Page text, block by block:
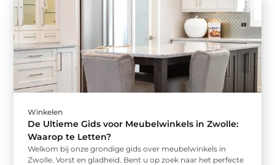
Winkelen
De Ultieme Gids voor Meubelwinkels in Zwolle:
Waarop te Letten?
Welkom bij onze grondige gids over meubelwinkels in
Zwolle. Vorst en gladheid. Bent u op zoek naar het perfecte